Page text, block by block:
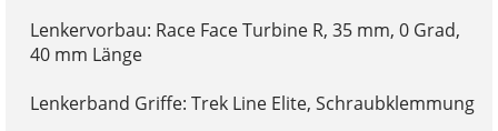
Lenkervorbau: Race Face Turbine R, 35 mm, 0 Grad,
40 mm Länge
Lenkerband Griffe: Trek Line Elite, Schraubklemmung